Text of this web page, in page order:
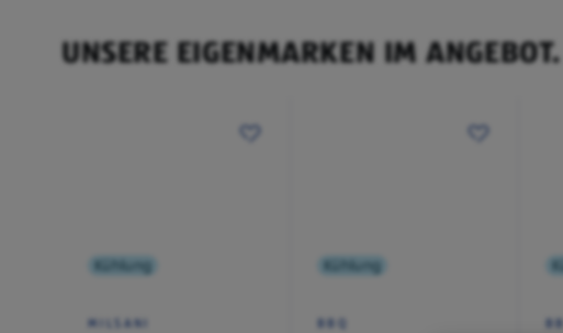
UNSERE EIGENMARKEN IM ANGEBOT.
Kühlung
MILSANI
Kühlung
BBQ